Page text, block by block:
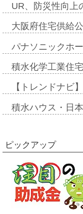
UR、防災性向
大阪府住宅供給
パナソニックホ
積水化学工業住
【トレンドナビ
積水ハウス・日
ピックアップ